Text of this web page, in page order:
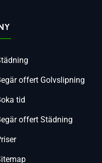
offert Golvslipning
tid
offert Städning